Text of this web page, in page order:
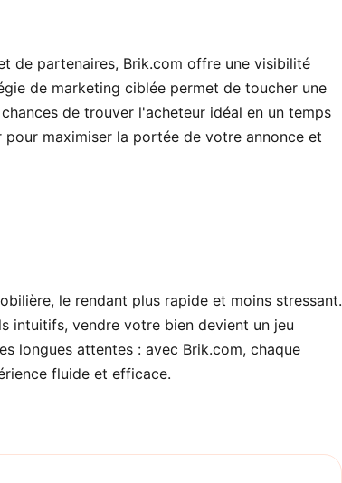
de partenaires, Brik.com offre une visibilité
de marketing ciblée permet de toucher une
de trouver l'acheteur idéal en un temps
maximiser la portée de votre annonce et
le rendant plus rapide et moins stressant.
intuitifs, vendre votre bien devient un jeu
longues attentes : avec Brik.com, chaque
fluide et efficace.